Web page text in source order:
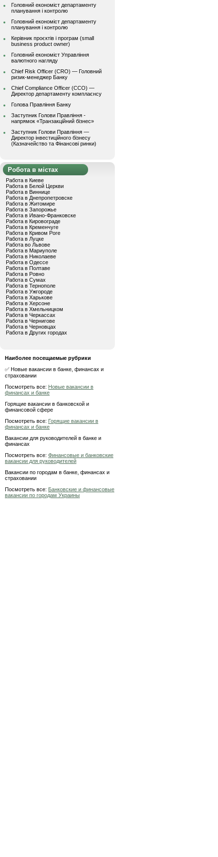
Головний економіст департаменту
планування і контролю
Головний економіст департаменту
планування і контролю
Керівник проєктів і програм (small
business product owner)
Головний економіст Управління
валютного нагляду
Chief Risk Officer (CRO) — Головний
ризик-менеджер Банку
Chief Compliance Officer (CCO) —
Директор департаменту комплаєнсу
Голова Правління Банку
Заступник Голови Правління -
напрямок «Транзакційний бізнес»
Заступник Голови Правління —
Директор інвестиційного бізнесу
(Казначейство та Фінансові ринки)
Робота в містах
Работа в Киеве
Работа в Белой Церкви
Работа в Виннице
Работа в Днепропетровске
Работа в Житомире
Работа в Запорожье
Работа в Ивано-Франковске
Работа в Кировограде
Работа в Кременчуге
Работа в Кривом Роге
Работа в Луцке
Работа во Львове
Работа в Мариуполе
Работа в Николаеве
Работа в Одессе
Работа в Полтаве
Работа в Ровно
Работа в Сумах
Работа в Тернополе
Работа в Ужгороде
Работа в Харькове
Работа в Херсоне
Работа в Хмельницком
Работа в Черкассах
Работа в Чернигове
Работа в Черновцах
Работа в Других городах
Наиболее посещаемые рубрики
✅ Новые вакансии в банке, финансах и
страховании
Посмотреть все: Новые вакансии в
финансах и банке
Горящие вакансии в банковской и
финансовой сфере
Посмотреть все: Горящие вакансии в
финансах и банке
Вакансии для руководителей в банке и
финансах
Посмотреть все: Финансовые и банковские
вакансии для руководителей
Вакансии по городам в банке, финансах и
страховании
Посмотреть все: Банковские и финансовые
вакансии по городам Украины